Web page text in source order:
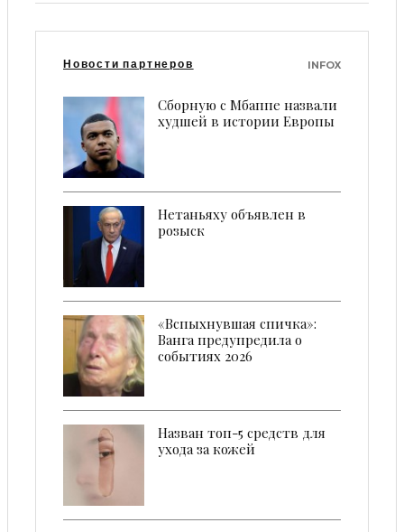
Новости партнеров INFOX
Сборную с Мбаппе назвали
худшей в истории Европы
Нетаньяху объявлен в
розыск
«Вспыхнувшая спичка»:
Ванга предупредила о
событиях 2026
Назван топ-5 средств для
ухода за кожей